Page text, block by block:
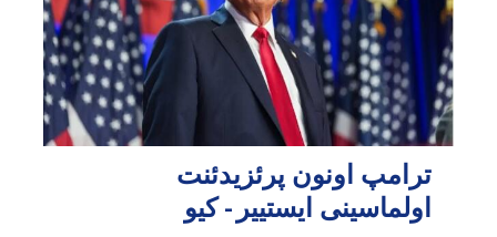
ترامپ اونون پرئزیدئنت
اولماسینی ایستییر - کیو